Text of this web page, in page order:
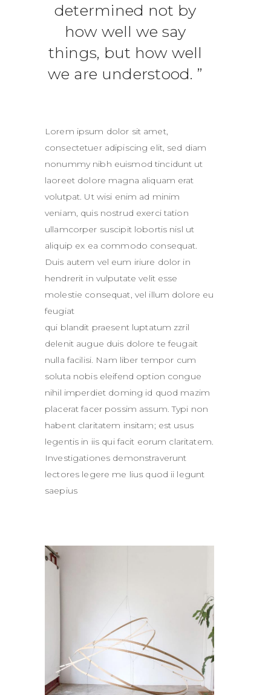
determined not by
how well we say
things, but how well
we are understood.
Lorem ipsum dolor sit amet,
consectetuer adipiscing elit, sed diam
nonummy nibh euismod tincidunt ut
laoreet dolore magna aliquam erat
volutpat. Ut wisi enim ad minim
veniam, quis nostrud exerci tation
ullamcorper suscipit lobortis nisl ut
aliquip ex ea commodo consequat.
Duis autem vel eum iriure dolor in
hendrerit in vulputate velit esse
molestie consequat, vel illum dolore eu
feugiat
qui blandit praesent luptatum zzril
delenit augue duis dolore te feugait
nulla facilisi. Nam liber tempor cum
soluta nobis eleifend option congue
nihil imperdiet doming id quod mazim
placerat facer possim assum. Typi non
habent claritatem insitam; est usus
legentis in iis qui facit eorum claritatem.
Investigationes demonstraverunt
lectores legere me lius quod ii legunt
saepius